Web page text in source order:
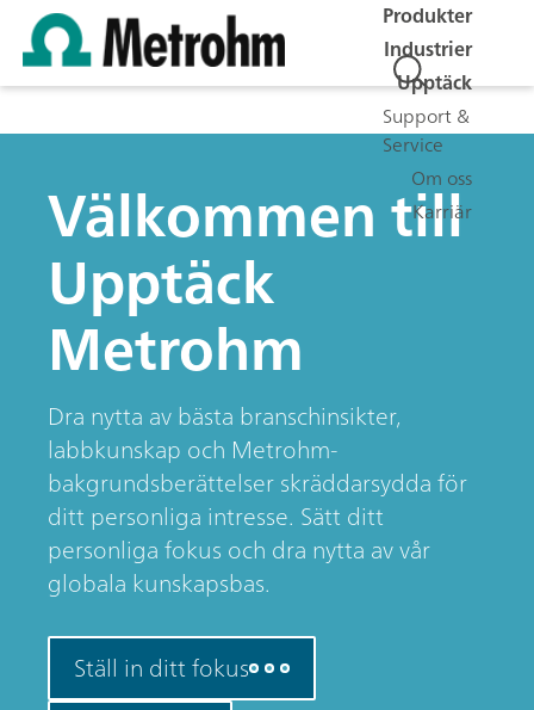
Produkter
Industrier
Upptäck
Support &
Service
Om oss
Karriär
Välkommen till
Upptäck
Metrohm
Dra nytta av bästa branschinsikter,
labbkunskap och Metrohm-
bakgrundsberättelser skräddarsydda för
ditt personliga intresse. Sätt ditt
personliga fokus och dra nytta av vår
globala kunskapsbas.
Ställ in ditt fokus